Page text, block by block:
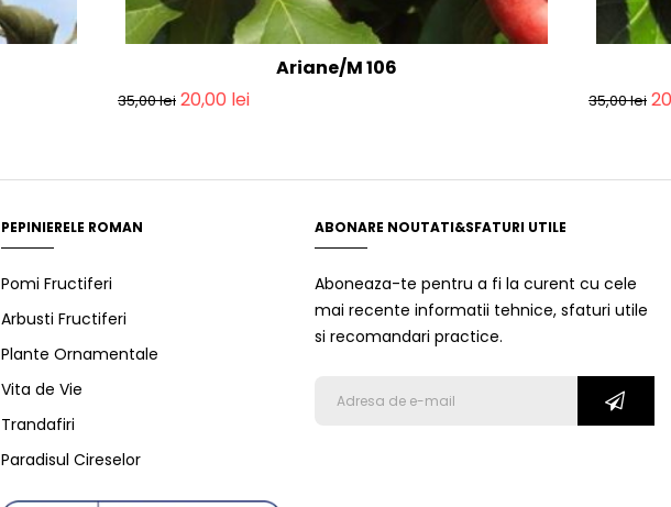
Ariane/M 106
35,00lei 20,00 lei 35,00lei
PEPINIERELE ROMAN
Pomi Fructiferi
Arbusti Fructiferi
Plante Ornamentale
Vita de Vie
Trandafiri
Paradisul Cireselor
ABONARE NOUTATI&SFATURI UTILE
Aboneaza-te pentru a fi la curent cu cele
mai recente informatii tehnice, sfaturi utile
si recomandari practice.